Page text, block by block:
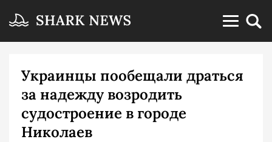
Украинцы пообещали драться
за надежду возродить
судостроение в городе
Николаев